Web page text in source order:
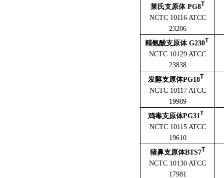
莱氏支原体 PG8T
NCTC 10116 ATCC
23206
精氨酸支原体 G230T
NCTC 10129 ATCC
23838
发酵支原体PG18T
NCTC 10117 ATCC
19989
鸡毒支原体PG31 T
NCTC 10115 ATCC
19610
猪鼻支原体BTS7T
NCTC 10130 ATCC
17981